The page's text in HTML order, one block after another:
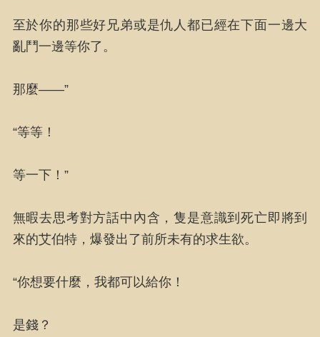
至於你的那些好兄弟或是仇人都已經在下面一邊大
亂鬥一邊等你了。
那麼——”
“等等！
等一下！”
無暇去思考對方話中內含，隻是意識到死亡即將到
來的艾伯特，爆發出了前所未有的求生欲。
“你想要什麼，我都可以給你！
是錢？